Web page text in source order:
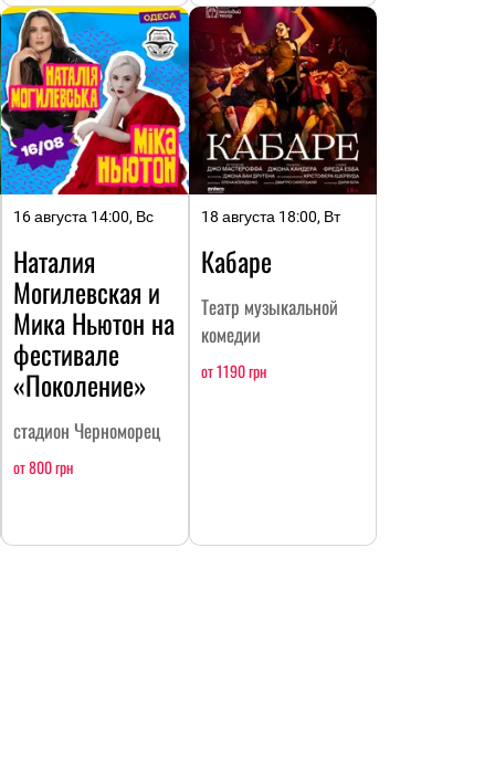
16 августа 14:00, Вс
Наталия
Могилевская и
Мика Ньютон на
фестивале
«Поколение»
стадион Черноморец
от 800 грн
18 августа 18:00, Вт
Кабаре
Театр музыкальной
комедии
от 1190 грн